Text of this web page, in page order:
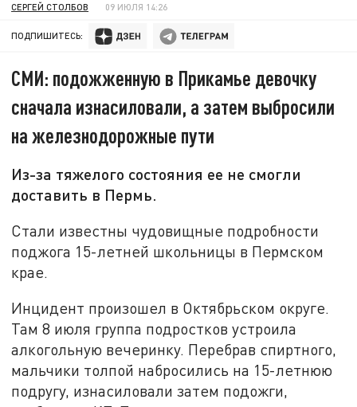
СЕРГЕЙ СТОЛБОВ 09 ИЮЛЯ 14:26
ПОДПИШИТЕСЬ:
СМИ: подожженную в Прикамье девочку
сначала изнасиловали, а затем выбросили
на железнодорожные пути
Из-за тяжелого состояния ее не смогли
доставить в Пермь.
Стали известны чудовищные подробности
поджога 15-летней школьницы в Пермском
крае.
Инцидент произошел в Октябрьском округе.
Там 8 июля группа подростков устроила
алкогольную вечеринку. Перебрав спиртного,
мальчики толпой набросились на 15-летнюю
подругу, изнасиловали затем подожги,